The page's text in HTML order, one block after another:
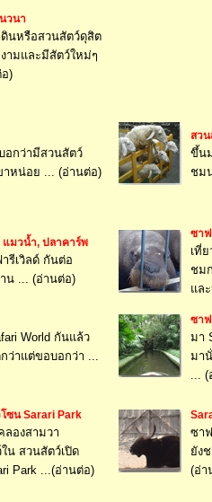
วนา
ดินหรือสวนสัตว์ดุสิต
ามและมีสัตว์ใหม่ๆ
)
อกว่ามีสวนสัตว์
าหน่อย ... (อ่านต่อ)
สว
ขึ้น
ชม
แมวน้ำ, ปลาคาร์พ
รีเวิลด์ กันต่อ
น ... (อ่านต่อ)
ซาฟ
เที่
ชม
แล
World กันแล้ว
ว่าแต่ขอบอกว่า ...
ซาฟ
มา
มา
... (
ซน Sarari Park
ลองสามวา
น สวนสัตว์เปิด
Park ...(อ่านต่อ)
ซา
ยัง
(อ่า